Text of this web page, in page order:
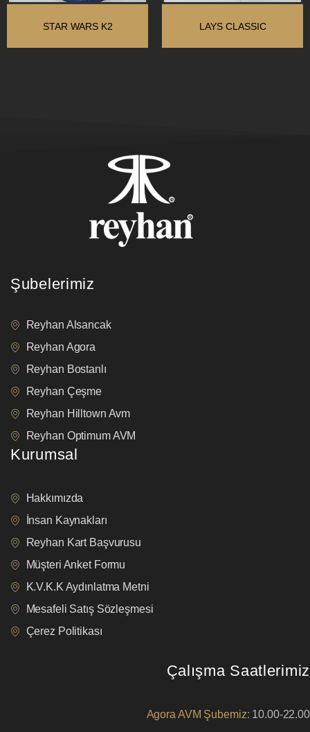
STAR WARS K2 LAYS CLASSIC
Şubelerimiz
Reyhan Alsancak
Reyhan Agora
Reyhan Bostanlı
Reyhan Çeşme
Reyhan Hilltown Avm
Reyhan Optimum AVM
Kurumsal
Hakkımızda
İnsan Kaynakları
Reyhan Kart Başvurusu
Müşteri Anket Formu
K.V.K.K Aydınlatma Metni
Mesafeli Satış Sözleşmesi
Çerez Politikası
Çalışma Saatlerimiz
Agora AVM Şubemiz: 10.00-22.00